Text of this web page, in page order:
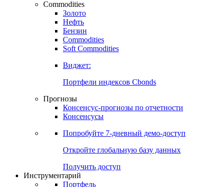
Commodities
Золото
Нефть
Бензин
Commodities
Soft Commodities
Виджет:
Портфели индексов Cbonds
Прогнозы
Консенсус-прогнозы по отчетности
Консенсусы
Попробуйте 7-дневный демо-доступ
Откройте глобальную базу данных
Получить доступ
Инструментарий
Портфель